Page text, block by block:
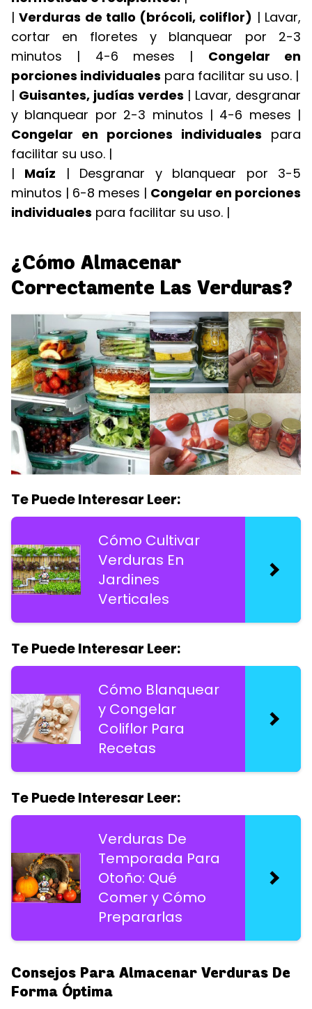
|Verduras de tallo (brócoli, coliflor) | Lavar,
cortar en floretes y blanquear por 2-3
minutos | 4-6 meses | Congelar en
porciones individuales para facilitar su uso. |
| Guisantes, judías verdes | Lavar, desgranar
y blanquear por 2-3 minutos | 4-6 meses |
Congelar en porciones individuales para
facilitar su uso. |
| Maíz | Desgranar y blanquear por 3-5
minutos | 6-8 meses | Congelar en porciones
individuales para facilitar su uso. |
¿Cómo Almacenar
Correctamente Las Verduras?
Te Puede Interesar Leer:
Cómo Cultivar
Verduras En
Jardines
Verticales
Te Puede Interesar Leer:
Cómo Blanquear
y Congelar
Coliflor Para
Recetas
Te Puede Interesar Leer:
Verduras De
Temporada Para
Otoño: Qué
Comer y Cómo
Prepararlas
Consejos Para Almacenar Verduras De
Forma Óptima